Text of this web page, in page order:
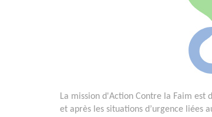
La mission d'Action Contre la Faim
et après les situations d’urgence liées